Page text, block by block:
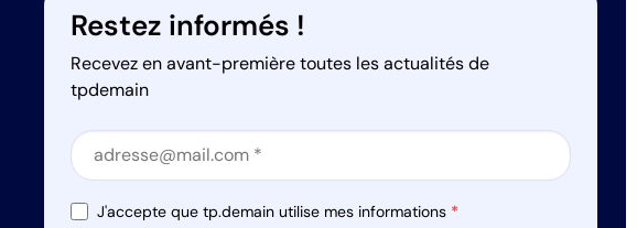
Restez informés !
Recevez en avant-première toutes les actualités de
tpdemain
Section
Section
J'accepte que tp.demain utilise mes informations *